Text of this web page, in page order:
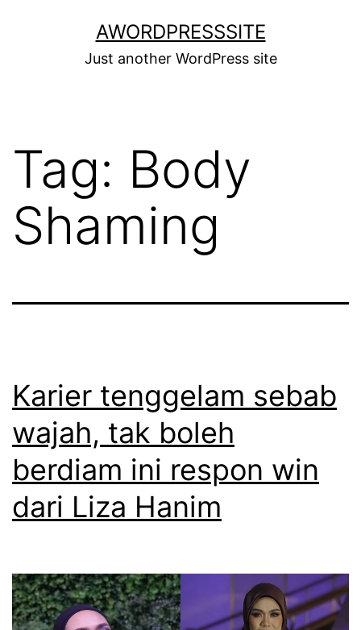
AWORDPRESSSITE
Just another WordPress site
Tag: Body
Shaming
Karier tenggelam sebab
wajah, tak boleh
berdiam ini respon win
dari Liza Hanim